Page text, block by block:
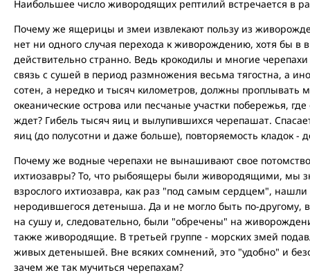
Наибольшее число живородящих рептилий встречается в
Почему же ящерицы и змеи извлекают пользу из
нет ни одного случая перехода к живорождению, хотя бы в
действительно странно. Ведь крокодилы и многие
связь с сушей в период размножения весьма тягостна, а
сотен, а нередко и тысяч километров, должны проплывать
океанические острова или песчаные участки побережья,
ждет? Гибель тысяч яиц и вылупившихся черепашат.
яиц (до полусотни и даже больше), повторяемость кладок -
Почему же водные черепахи не вынашивают свое
ихтиозавры? То, что рыбоящеры были живородящими, мы
взрослого ихтиозавра, как раз "под самым сердцем",
неродившегося детеныша. Да и не могло быть по-
на сушу и, следовательно, были "обречены" на
также живородящие. В третьей группе - морских змей
живых детенышей. Вне всяких сомнений, это "удобно" и
зачем же так мучиться черепахам?